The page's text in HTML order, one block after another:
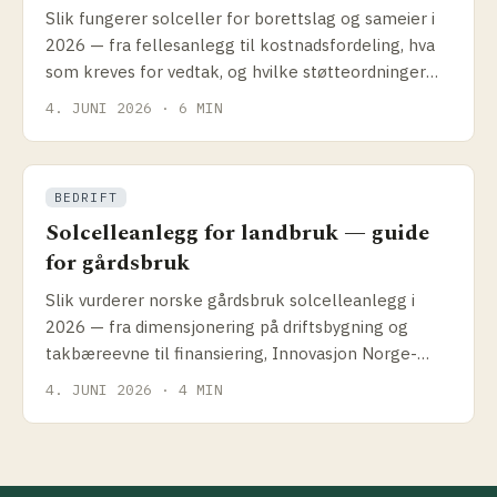
Slik fungerer solceller for borettslag og sameier i
2026 — fra fellesanlegg til kostnadsfordeling, hva
som kreves for vedtak, og hvilke støtteordninger
som faktisk gjelder.
4. JUNI 2026 · 6 MIN
BEDRIFT
Solcelleanlegg for landbruk — guide
for gårdsbruk
Slik vurderer norske gårdsbruk solcelleanlegg i
2026 — fra dimensjonering på driftsbygning og
takbæreevne til finansiering, Innovasjon Norge-
tilskudd og hva som faktisk gir best lønnsomhet for
4. JUNI 2026 · 4 MIN